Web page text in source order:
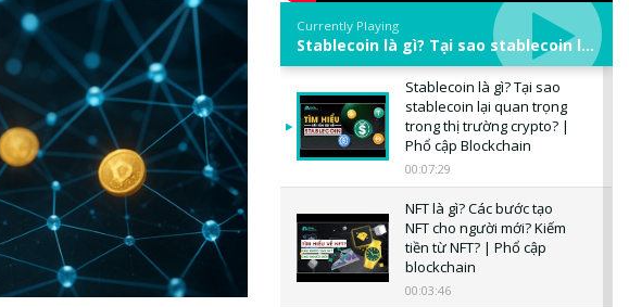
Currently Playing
Stablecoin là gì? Tại sao stablecoin lại quan trọng trong thị trường crypto? | Phổ cập Blockchain
Stablecoin là gì? Tại sao
stablecoin lại quan trọng
trong thị trường crypto? |
Phổ cập Blockchain
00:07:29
NFT là gì? Các bước tạo
NFT cho người mới? Kiếm
tiền từ NFT? | Phổ cập
blockchain
00:03:46